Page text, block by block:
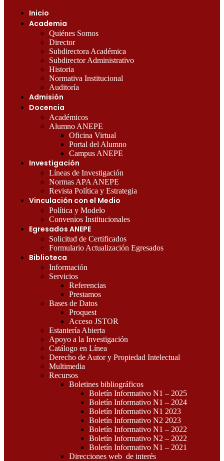
Inicio
Academia
Quiénes Somos
Director
Subdirectora Académica
Subdirector Administrativo
Historia
Normativa Institucional
Auditoría
Admisión
Docencia
Académicos
Alumno ANEPE
Oficina Virtual
Portal del Alumno
Campus ANEPE
Investigación
Líneas de Investigación
Normas APA ANEPE
Revista Política y Estrategia
Vinculación con el Medio
Política y Modelo
Convenios Institucionales
Egresados ANEPE
Solicitud de Certificados
Formulario Actualización Egresados
Biblioteca
Información
Servicios
Referencias
Prestamos
Bases de Datos
Proquest
Acceso JSTOR
Estantería Abierta
Apoyo a la Investigación
Catálogo en Línea
Derecho de Autor y Propiedad Intelectual
Multimedia
Recursos
Boletines bibliográficos
Boletín Informativo N1 – 2025
Boletín Informativo N1 – 2024
Boletín Informativo N1 2023
Boletín Informativo N2 2023
Boletín Informativo N1 – 2022
Boletín Informativo N2 – 2022
Boletín Informativo N1 – 2021
Direcciones web de interés